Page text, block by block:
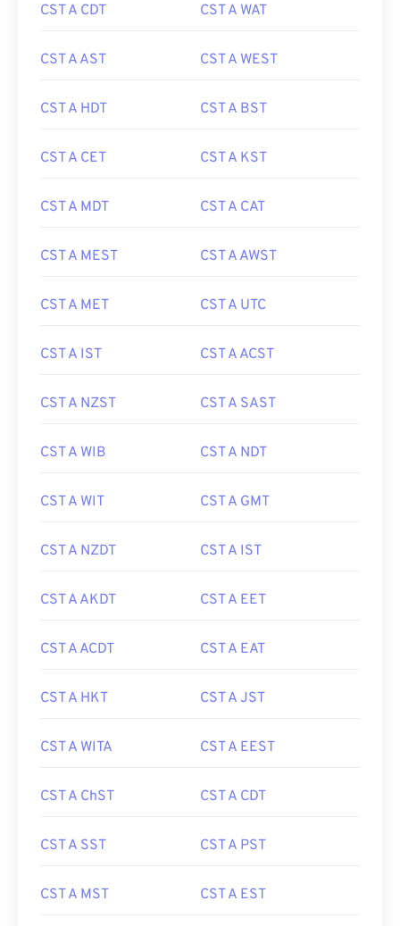
CST A CDT CST A WAT
CST A AST CST A WEST
CST A HDT CST A BST
CST A CET CST A KST
CST A MDT CST A CAT
CST A MEST CST A AWST
CST A MET CST A UTC
CST A IST CST A ACST
CST A NZST CST A SAST
CST A WIB CST A NDT
CST A WIT CST A GMT
CST A NZDT CST A IST
CST A AKDT CST A EET
CST A ACDT CST A EAT
CST A HKT CST A JST
CST A WITA CST A EEST
CST A ChST CST A CDT
CST A SST CST A PST
CST A MST CST A EST